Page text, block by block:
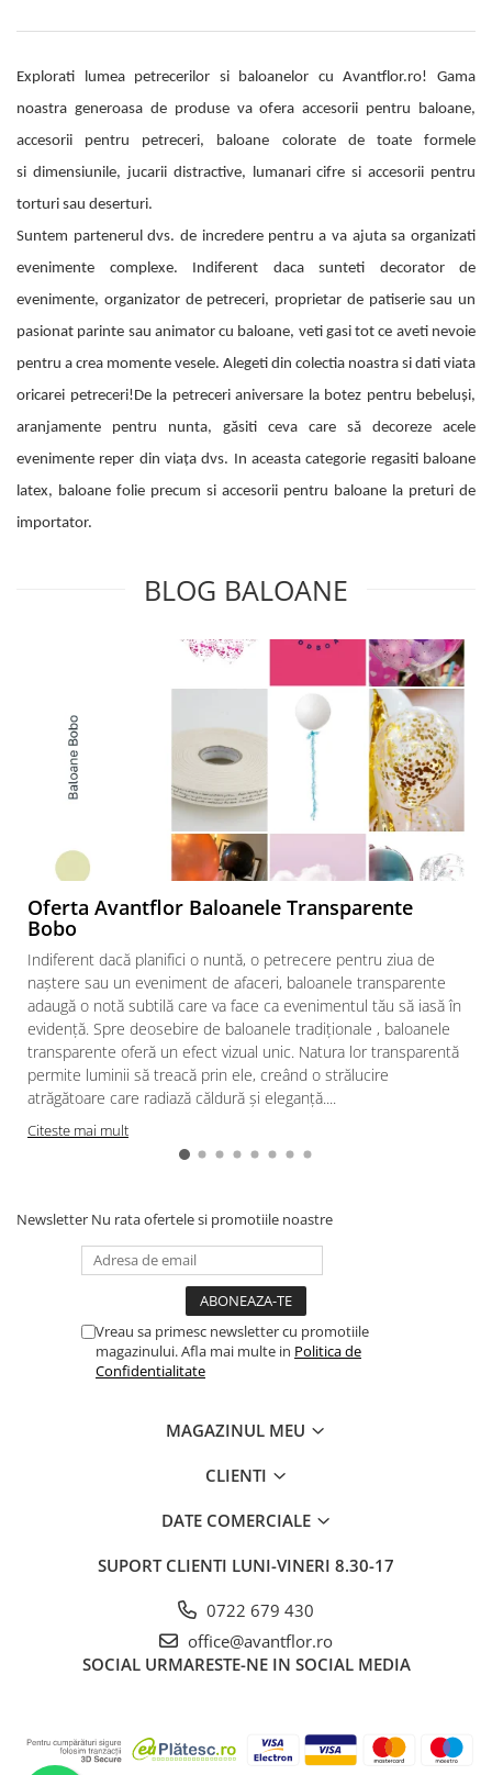
Explorati lumea petrecerilor si baloanelor cu Avantflor.ro! Gama
noastra generoasa de produse va ofera accesorii pentru baloane,
accesorii pentru petreceri, baloane colorate de toate formele
si dimensiunile, jucarii distractive, lumanari cifre si accesorii pentru
torturi sau deserturi.
Suntem partenerul dvs. de incredere pentru a va ajuta sa organizati
evenimente complexe. Indiferent daca sunteti decorator de
evenimente, organizator de petreceri, proprietar de patiserie sau un
pasionat parinte sau animator cu baloane, veti gasi tot ce aveti nevoie
pentru a crea momente vesele. Alegeti din colectia noastra si dati viata
oricarei petreceri!De la petreceri aniversare la botez pentru bebeluși,
aranjamente pentru nunta, găsiti ceva care să decoreze acele
evenimente reper din viața dvs. In aceasta categorie regasiti baloane
latex, baloane folie precum si accesorii pentru baloane la preturi de
importator.
BLOG BALOANE
Oferta Avantflor Baloanele Transparente
Bobo
Indiferent dacă planifici o nuntă, o petrecere pentru ziua de
naștere sau un eveniment de afaceri, baloanele transparente
adaugă o notă subtilă care va face ca evenimentul tău să iasă în
evidență. Spre deosebire de baloanele tradiționale , baloanele
transparente oferă un efect vizual unic. Natura lor transparentă
permite luminii să treacă prin ele, creând o strălucire
atrăgătoare care radiază căldură și eleganță....
Citeste mai mult
Newsletter Nu rata ofertele si promotiile noastre
Vreau sa primesc newsletter cu promotiile
magazinului. Afla mai multe in Politica de
Confidentialitate
MAGAZINUL MEU
CLIENTI
DATE COMERCIALE
SUPORT CLIENTI LUNI-VINERI 8.30-17
0722 679 430
office@avantflor.ro
SOCIAL URMARESTE-NE IN SOCIAL MEDIA